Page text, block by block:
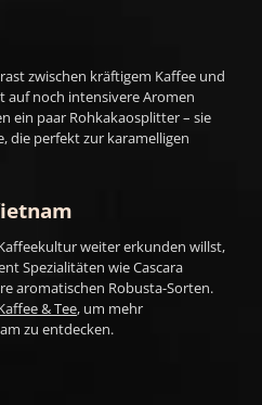
zwischen kräftigem Kaffee und
auf noch intensivere Aromen
ein paar Rohkakaosplitter – sie
die perfekt zur karamelligen
weiter erkunden willst,
Spezialitäten wie Cascara
aromatischen Robusta-Sorten.
& Tee, um mehr
zu entdecken.